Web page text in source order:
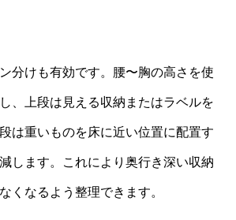
分けも有効です。腰〜胸の高さを使
、上段は見える収納またはラベルを
は重いものを床に近い位置に配置す
します。これにより奥行き深い収納
くなるよう整理できます。